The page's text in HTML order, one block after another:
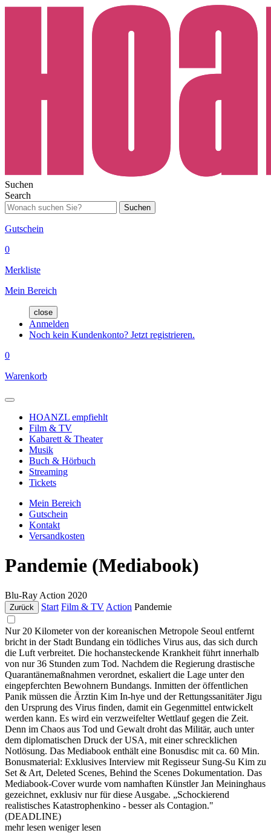
Suchen
Search
Suchen
Gutschein
0
Merkliste
Mein Bereich
close
Anmelden
Noch kein Kundenkonto? Jetzt registrieren.
0
Warenkorb
HOANZL empfiehlt
Film & TV
Kabarett & Theater
Musik
Buch & Hörbuch
Streaming
Tickets
Mein Bereich
Gutschein
Kontakt
Versandkosten
Pandemie (Mediabook)
Blu-Ray Action 2020
Zurück Start Film & TV Action Pandemie
Nur 20 Kilometer von der koreanischen Metropole Seoul entfernt
bricht in der Stadt Bundang ein tödliches Virus aus, das sich durch
die Luft verbreitet. Die hochansteckende Krankheit führt innerhalb
von nur 36 Stunden zum Tod. Nachdem die Regierung drastische
Quarantänemaßnahmen verordnet, eskaliert die Lage unter den
eingepferchten Bewohnern Bundangs. Inmitten der öffentlichen
Panik müssen die Ärztin Kim In-hye und der Rettungssanitäter Jigu
den Ursprung des Virus finden, damit ein Gegenmittel entwickelt
werden kann. Es wird ein verzweifelter Wettlauf gegen die Zeit.
Denn im Chaos aus Tod und Gewalt droht das Militär, auch unter
dem diplomatischen Druck der USA, mit einer schrecklichen
Notlösung. Das Mediabook enthält eine Bonusdisc mit ca. 60 Min.
Bonusmaterial: Exklusives Interview mit Regisseur Sung-Su Kim zu
Set & Art, Deleted Scenes, Behind the Scenes Dokumentation. Das
Mediabook-Cover wurde vom namhaften Künstler Jan Meininghaus
gezeichnet, exklusiv nur für diese Ausgabe. „Schockierend
realistisches Katastrophenkino - besser als Contagion."
(DEADLINE)
mehr lesen weniger lesen